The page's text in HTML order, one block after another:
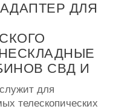
ДЛЯ
СВД И
для
телескопических